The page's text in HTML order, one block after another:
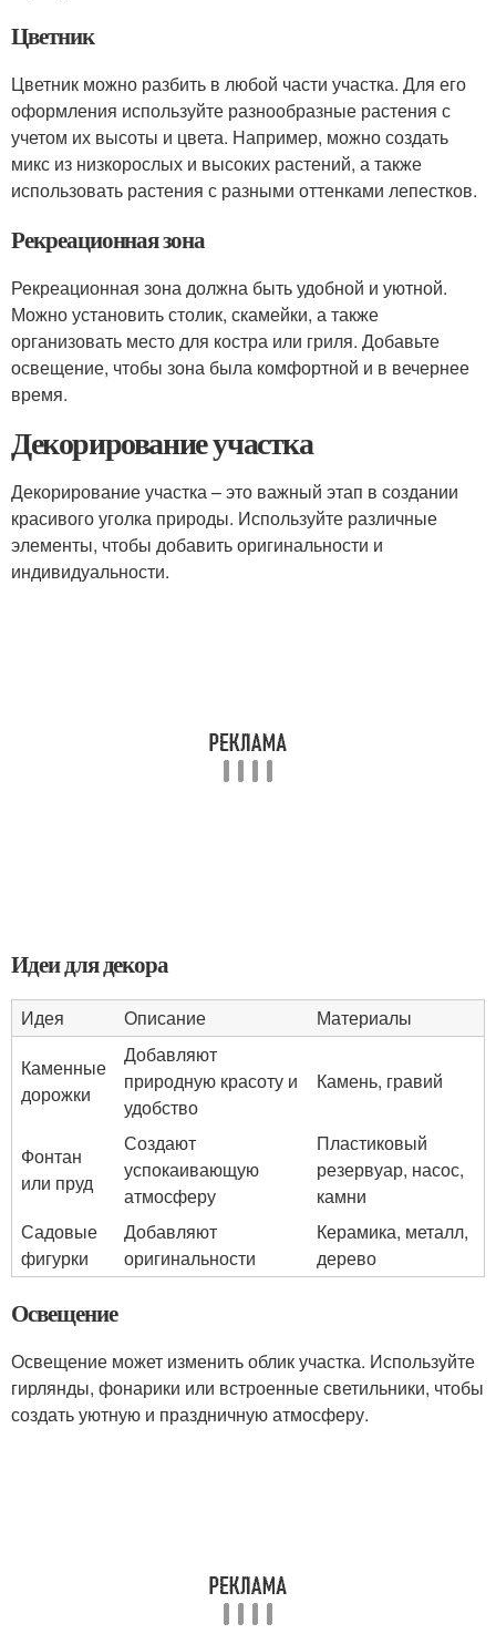
Цветник
Цветник можно разбить в любой части участка. Для его
оформления используйте разнообразные растения с
учетом их высоты и цвета. Например, можно создать
микс из низкорослых и высоких растений, а также
использовать растения с разными оттенками лепестков.
Рекреационная зона
Рекреационная зона должна быть удобной и уютной.
Можно установить столик, скамейки, а также
организовать место для костра или гриля. Добавьте
освещение, чтобы зона была комфортной и в вечернее
время.
Декорирование участка
Декорирование участка – это важный этап в создании
красивого уголка природы. Используйте различные
элементы, чтобы добавить оригинальности и
индивидуальности.
Идеи для декора
Идея Описание
Материалы
Каменные
дорожки
Добавляют
природную красоту и
удобство
Камень, гравий
Фонтан
или пруд
Создают
успокаивающую
атмосферу
Пластиковый
резервуар, насос,
камни
Садовые
фигурки
Добавляют
оригинальности
Керамика, металл,
дерево
Освещение
Освещение может изменить облик участка. Используйте
гирлянды, фонарики или встроенные светильники, чтобы
создать уютную и праздничную атмосферу.